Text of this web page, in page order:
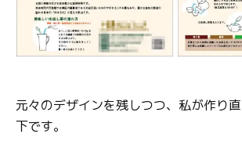
元々のデザインを残しつつ、私が作り
下です。